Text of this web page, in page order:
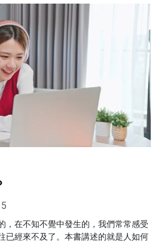
，在不知不覺中發生的，我們常常感受
已經來不及了。本書講述的就是人如何